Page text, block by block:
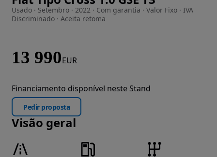
Usado · Setembro · 2022 · Com garantia · Valor Fixo · IVA
Discriminado · Aceita retoma
13 990EUR
Financiamento disponível neste Stand
Pedir proposta
Visão geral